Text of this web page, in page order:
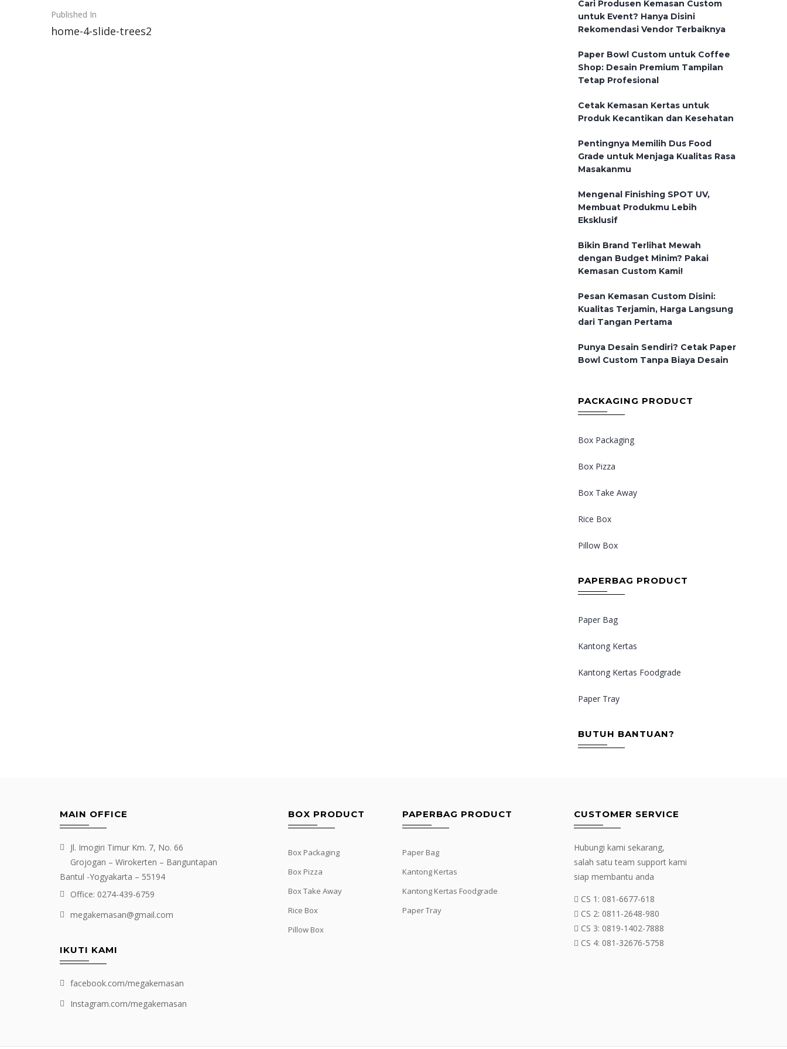
Post
navigation
Published In
home-4-slide-trees2
Cari Produsen Kemasan Custom
untuk Event? Hanya Disini
Rekomendasi Vendor Terbaiknya
Paper Bowl Custom untuk Coffee
Shop: Desain Premium Tampilan
Tetap Profesional
Cetak Kemasan Kertas untuk
Produk Kecantikan dan Kesehatan
Pentingnya Memilih Dus Food
Grade untuk Menjaga Kualitas Rasa
Masakanmu
Mengenal Finishing SPOT UV,
Membuat Produkmu Lebih
Eksklusif
Bikin Brand Terlihat Mewah
dengan Budget Minim? Pakai
Kemasan Custom Kami!
Pesan Kemasan Custom Disini:
Kualitas Terjamin, Harga Langsung
dari Tangan Pertama
Punya Desain Sendiri? Cetak Paper
Bowl Custom Tanpa Biaya Desain
PACKAGING PRODUCT
Box Packaging
Box Pizza
Box Take Away
Rice Box
Pillow Box
PAPERBAG PRODUCT
Paper Bag
Kantong Kertas
Kantong Kertas Foodgrade
Paper Tray
BUTUH BANTUAN?
MAIN OFFICE
Jl. Imogiri Timur Km. 7, No. 66
Grojogan – Wirokerten – Banguntapan
Bantul -Yogyakarta – 55194
Office: 0274-439-6759
megakemasan@gmail.com
IKUTI KAMI
facebook.com/megakemasan
Instagram.com/megakemasan
BOX PRODUCT
Box Packaging
Box Pizza
Box Take Away
Rice Box
Pillow Box
PAPERBAG PRODUCT
Paper Bag
Kantong Kertas
Kantong Kertas Foodgrade
Paper Tray
CUSTOMER SERVICE
Hubungi kami sekarang,
salah satu team support kami
siap membantu anda
CS 1: 081-6677-618
CS 2: 0811-2648-980
CS 3: 0819-1402-7888
CS 4: 081-32676-5758